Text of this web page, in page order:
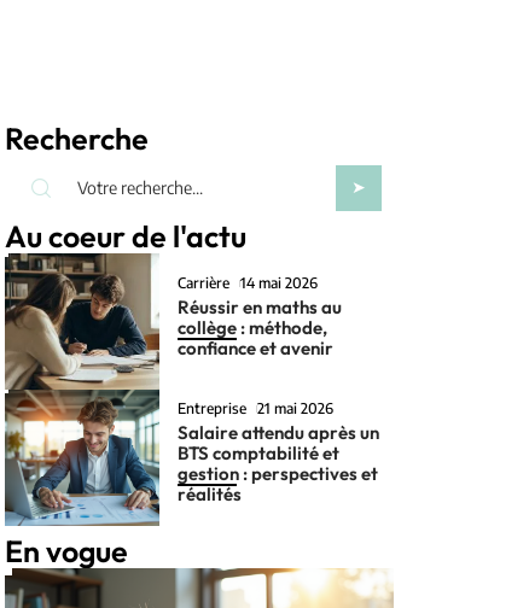
Recherche
Au coeur de l'actu
Carrière 14 mai 2026
Réussir en maths au
collège : méthode,
confiance et avenir
Entreprise 21 mai 2026
Salaire attendu après un
BTS comptabilité et
gestion : perspectives et
réalités
En vogue